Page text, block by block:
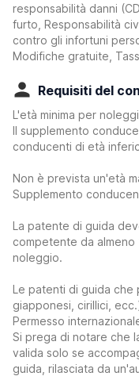
responsabilità danni
furto, Responsabilità
contro gli infortuni
Modifiche gratuite,
Requisiti del
L'età minima per
Il supplemento
conducenti di età
Non è prevista un'età
Supplemento
La patente di guida
competente da almeno
noleggio.
Le patenti di guida che
giapponesi, cirillici,
Permesso
Si prega di notare che
valida solo se
guida, rilasciata da